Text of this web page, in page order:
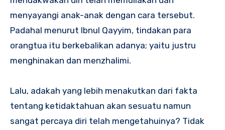
menyayangi anak-anak dengan cara tersebut.
Padahal menurut Ibnul Qayyim, tindakan para
orangtua itu berkebalikan adanya; yaitu justru
menghinakan dan menzhalimi.
Lalu, adakah yang lebih menakutkan dari fakta
tentang ketidaktahuan akan sesuatu namun
sangat percaya diri telah mengetahuinya? Tidak